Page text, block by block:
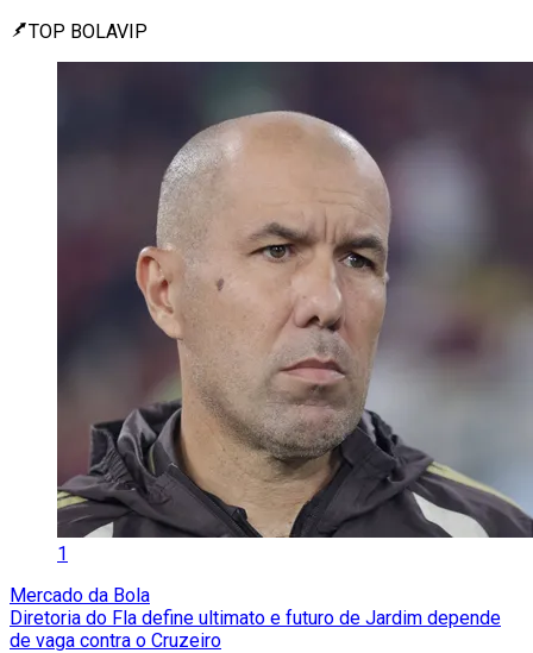
TOP BOLAVIP
1
Mercado da Bola
Diretoria do Fla define ultimato e futuro de Jardim depende
de vaga contra o Cruzeiro